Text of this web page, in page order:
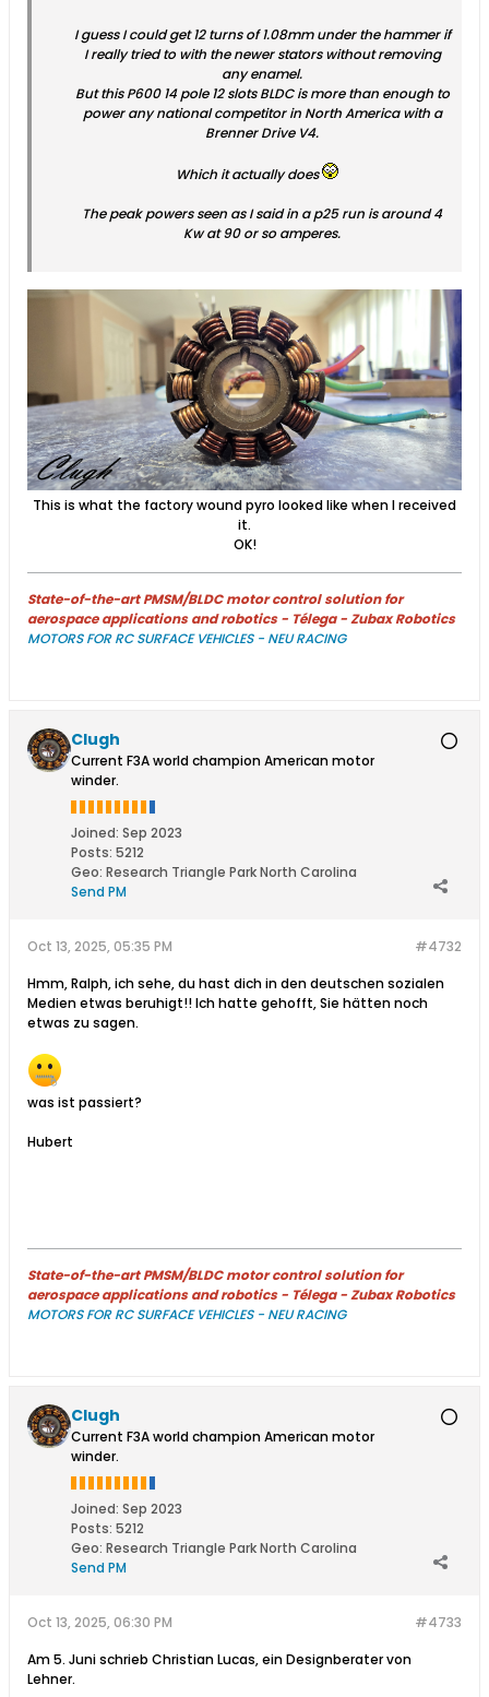
I guess I could get 12 turns of 1.08mm under the hammer if
I really tried to with the newer stators without removing
any enamel.
But this P600 14 pole 12 slots BLDC is more than enough to
power any national competitor in North America with a
Brenner Drive V4.
Which it actually does
The peak powers seen as I said in a p25 run is around 4
Kw at 90 or so amperes.
This is what the factory wound pyro looked like when I received
it.
OK!
State-of-the-art PMSM/BLDC motor control solution for
aerospace applications and robotics - Télega - Zubax Robotics
MOTORS FOR RC SURFACE VEHICLES - NEU RACING
Clugh
Current F3A world champion American motor
winder.
Joined: Sep 2023
Posts: 5212
Geo: Research Triangle Park North Carolina
Send PM
#4732
Oct 13, 2025, 05:35 PM
Hmm, Ralph, ich sehe, du hast dich in den deutschen sozialen
Medien etwas beruhigt!! Ich hatte gehofft, Sie hätten noch
etwas zu sagen.
was ist passiert?
Hubert
State-of-the-art PMSM/BLDC motor control solution for
aerospace applications and robotics - Télega - Zubax Robotics
MOTORS FOR RC SURFACE VEHICLES - NEU RACING
Clugh
Current F3A world champion American motor
winder.
Joined: Sep 2023
Posts: 5212
Geo: Research Triangle Park North Carolina
Send PM
#4733
Oct 13, 2025, 06:30 PM
Am 5. Juni schrieb Christian Lucas, ein Designberater von
Lehner.